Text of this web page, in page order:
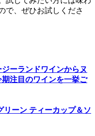
で、ぜひお試しくださ
ーランドワインからヌ
注目のワインを一挙ご
リーン ティーカップ＆ソ